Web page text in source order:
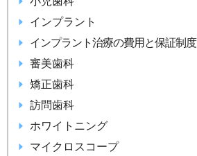
インプラント
インプラント治療の費用と保証制度
審美歯科
矯正歯科
訪問歯科
ホワイトニング
マイクロスコープ